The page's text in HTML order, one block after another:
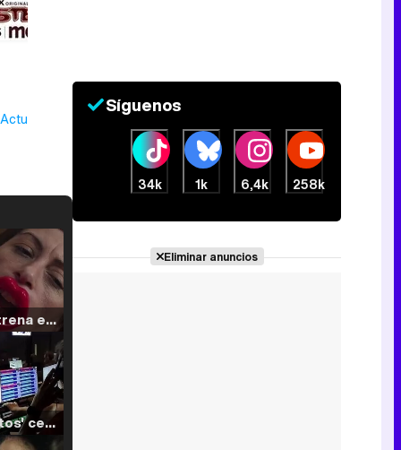
Filmin estrena el tráiler de 'Millennial Mal', su nueva comedia universitaria de la mano de Lorena Iglesias
'120 Minutos' celebra sus 2.000 programas en Telemadrid con un vídeo del día a día en la redacción
Síguenos
34k 1k 6,4k 258k
Eliminar anuncios